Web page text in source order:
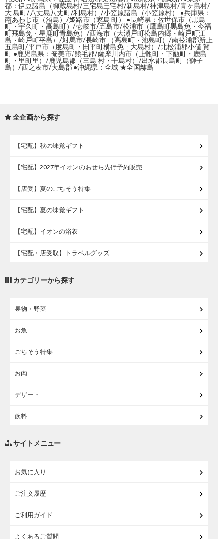
都：伊豆諸島（御蔵島村/三宅島三宅村/新島村/神津島村/青ヶ島村/
大 島町/八丈島八丈町/利島村）/小笠原諸島（小笠原村） ●兵庫県：
南あわじ市（沼島）/姫路市（家島 町） ●長崎県：佐世保市（黒島
町・宇久町・高島町）/壱岐市/五島市/松浦市（鷹島町黒島免・今福
町飛島免・星鹿町青島免）/西海市（大瀬戸町松島内郷・崎戸町江
島・崎戸町平島）/対馬市/長崎市 （高島町・池島町）/南松浦郡新上
五島町/平戸市（度島町・田平町横島免・大島村）/北松浦郡小値 賀
町 ●鹿児島県：奄美市/熊毛郡/薩摩川内市（上甑町・下甑町・鹿島
町・里町里）/鹿児島郡（三島 村・十島村）/出水郡長島町（獅子
島）/西之表市/大島郡 ●沖縄県：全域 ★全国離島
全企画から探す
【宅配】秋の味覚ギフト
【宅配】2027年イオンのおせち先行予約販売
【店受】夏のごちそう特集
【宅配】夏の味覚ギフト
【宅配】イオンの浴衣
【宅配・店受取】トラベルグッズ
カテゴリーから探す
果物・野菜
お魚
ごちそう特集
お肉
デザート
飲料
サイトメニュー
お気に入り
ご注文履歴
ご利用ガイド
よくあるご質問